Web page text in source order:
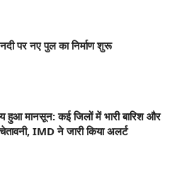
नदी पर नए पुल का निर्माण शुरू
हुआ मानसून: कई जिलों में भारी बारिश और
IMD ने जारी किया अलर्ट